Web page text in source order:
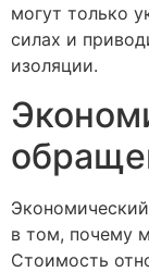
могут только
силах и
изоляции.
в том, почему
Стоимость